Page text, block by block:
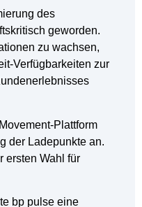
des
geworden.
zu wachsen,
Verfügbarkeiten zur
Plattform
der Ladepunkte an.
ersten Wahl für
bp pulse eine